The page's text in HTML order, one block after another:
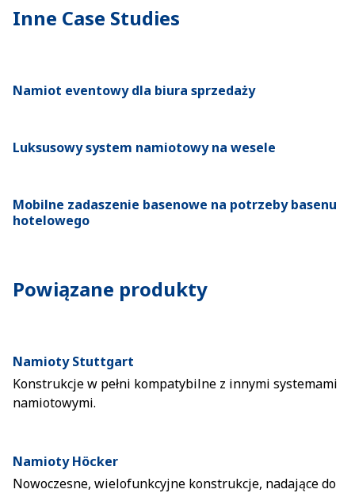
Inne Case Studies
Namiot eventowy dla biura sprzedaży
Luksusowy system namiotowy na wesele
Mobilne zadaszenie basenowe na potrzeby basenu
hotelowego
Powiązane produkty
Namioty Stuttgart
Konstrukcje w pełni kompatybilne z innymi systemami
namiotowymi.
Namioty Höcker
Nowoczesne, wielofunkcyjne konstrukcje, nadające do